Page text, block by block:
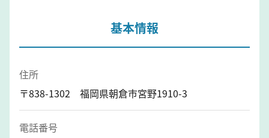
基本情報
住所
〒838-1302 福岡県朝倉市宮野1910-3
電話番号